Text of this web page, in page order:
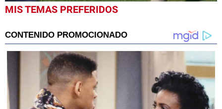
0
seconds
minute,
18
seconds
MIS TEMAS PREFERIDOS